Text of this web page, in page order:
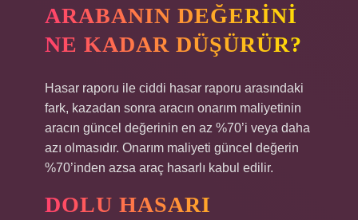
ARABANIN DEĞERINI
NE KADAR DÜŞÜRÜR?
Hasar raporu ile ciddi hasar raporu arasındaki
fark, kazadan sonra aracın onarım maliyetinin
aracın güncel değerinin en az %70’i veya daha
azı olmasıdır. Onarım maliyeti güncel değerin
%70’inden azsa araç hasarlı kabul edilir.
DOLU HASARI